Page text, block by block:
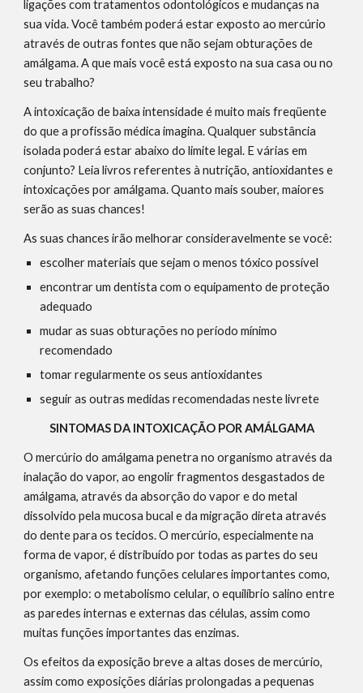
ligações com tratamentos odontológicos e mudanças na
sua vida. Você também poderá estar exposto ao mercúrio
através de outras fontes que não sejam obturações de
amálgama. A que mais você está exposto na sua casa ou no
seu trabalho?
A intoxicação de baixa intensidade é muito mais freqüente
do que a profissão médica imagina. Qualquer substância
isolada poderá estar abaixo do limite legal. E várias em
conjunto? Leia livros referentes à nutrição, antioxidantes e
intoxicações por amálgama. Quanto mais souber, maiores
serão as suas chances!
As suas chances irão melhorar consideravelmente se você:
escolher materiais que sejam o menos tóxico possível
encontrar um dentista com o equipamento de proteção
adequado
mudar as suas obturações no período mínimo
recomendado
tomar regularmente os seus antioxidantes
seguir as outras medidas recomendadas neste livrete
SINTOMAS DA INTOXICAÇÃO POR AMÁLGAMA
O mercúrio do amálgama penetra no organismo através da
inalação do vapor, ao engolir fragmentos desgastados de
amálgama, através da absorção do vapor e do metal
dissolvido pela mucosa bucal e da migração direta através
do dente para os tecidos. O mercúrio, especialmente na
forma de vapor, é distribuído por todas as partes do seu
organismo, afetando funções celulares importantes como,
por exemplo: o metabolismo celular, o equilíbrio salino entre
as paredes internas e externas das células, assim como
muitas funções importantes das enzimas.
Os efeitos da exposição breve a altas doses de mercúrio,
assim como exposições diárias prolongadas a pequenas